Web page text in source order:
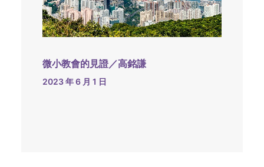
微小教會的見證／高銘謙
2023 年 6 月 1 日